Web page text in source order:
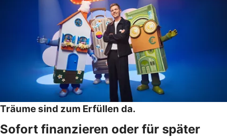
Träume sind zum Erfüllen da.
Sofort finanzieren oder für später